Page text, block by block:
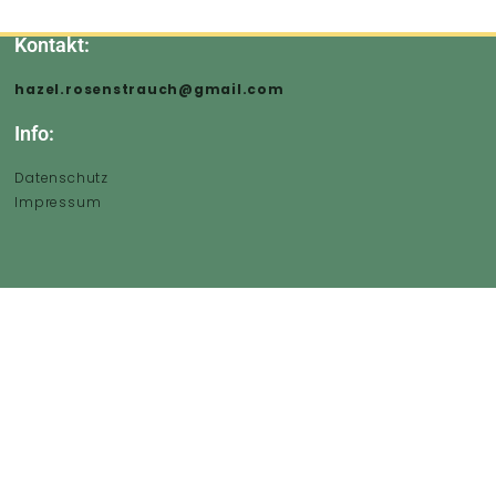
Kontakt:
hazel.rosenstrauch@gmail.com
Info:
Datenschutz
Impressum